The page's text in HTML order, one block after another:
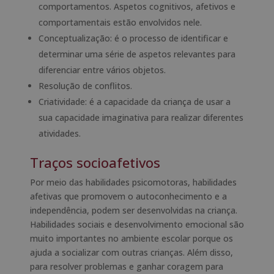
comportamentos. Aspetos cognitivos, afetivos e
comportamentais estão envolvidos nele.
Conceptualização: é o processo de identificar e
determinar uma série de aspetos relevantes para
diferenciar entre vários objetos.
Resolução de conflitos.
Criatividade: é a capacidade da criança de usar a
sua capacidade imaginativa para realizar diferentes
atividades.
Traços socioafetivos
Por meio das habilidades psicomotoras, habilidades
afetivas que promovem o autoconhecimento e a
independência, podem ser desenvolvidas na criança.
Habilidades sociais e desenvolvimento emocional são
muito importantes no ambiente escolar porque os
ajuda a socializar com outras crianças. Além disso,
para resolver problemas e ganhar coragem para